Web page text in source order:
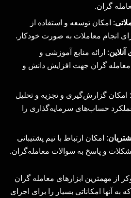
گران.
: امکان توسعه و استفاده از
انجام معاملات به صورت خودکار.
: ارائه منابع آموزشی و
معامله‌ گران جهت افزایش دانش و
: امکان گزارش‌گیری و تجزیه و تحلیل
حساب‌های سرمایه‌گذاری را
: امکان ارتباط با تیم پشتیبانی
و پاسخ به سوالات معامله‌گران.
از مهمترین ابزارهای معامله‌ گران
به آنها امکاناتی بسیار را برای اجرای